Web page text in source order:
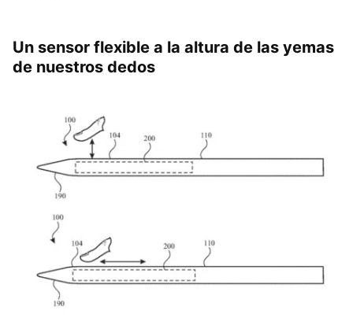
Un sensor flexible a la altura de las yemas
de nuestros dedos